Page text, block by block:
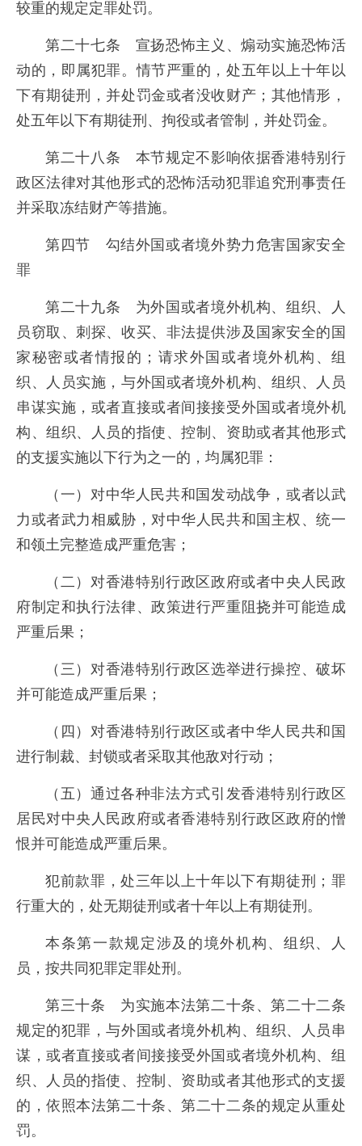
较重的规定定罪处罚。
第二十七条 宣扬恐怖主义、煽动实施恐怖活
动的，即属犯罪。情节严重的，处五年以上十年以
下有期徒刑，并处罚金或者没收财产；其他情形，
处五年以下有期徒刑、拘役或者管制，并处罚金。
第二十八条 本节规定不影响依据香港特别行
政区法律对其他形式的恐怖活动犯罪追究刑事责任
并采取冻结财产等措施。
第四节 勾结外国或者境外势力危害国家安全
罪
第二十九条 为外国或者境外机构、组织、人
员窃取、刺探、收买、非法提供涉及国家安全的国
家秘密或者情报的；请求外国或者境外机构、组
织、人员实施，与外国或者境外机构、组织、人员
串谋实施，或者直接或者间接接受外国或者境外机
构、组织、人员的指使、控制、资助或者其他形式
的支援实施以下行为之一的，均属犯罪：
（一）对中华人民共和国发动战争，或者以武
力或者武力相威胁，对中华人民共和国主权、统一
和领土完整造成严重危害；
（二）对香港特别行政区政府或者中央人民政
府制定和执行法律、政策进行严重阻挠并可能造成
严重后果；
（三）对香港特别行政区选举进行操控、破坏
并可能造成严重后果；
（四）对香港特别行政区或者中华人民共和国
进行制裁、封锁或者采取其他敌对行动；
（五）通过各种非法方式引发香港特别行政区
居民对中央人民政府或者香港特别行政区政府的憎
恨并可能造成严重后果。
犯前款罪，处三年以上十年以下有期徒刑；罪
行重大的，处无期徒刑或者十年以上有期徒刑。
本条第一款规定涉及的境外机构、组织、人
员，按共同犯罪定罪处刑。
第三十条 为实施本法第二十条、第二十二条
规定的犯罪，与外国或者境外机构、组织、人员串
谋，或者直接或者间接接受外国或者境外机构、组
织、人员的指使、控制、资助或者其他形式的支援
的，依照本法第二十条、第二十二条的规定从重处
罚。